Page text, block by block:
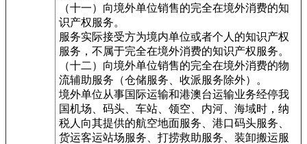
（十一）向境外单位销售的完全在境外消费的知
识产权服务。
服务实际接受方为境内单位或者个人的知识产权
服务，不属于完全在境外消费的知识产权服务。
（十二）向境外单位销售的完全在境外消费的物
流辅助服务（仓储服务、收派服务除外）。
境外单位从事国际运输和港澳台运输业务经停我
国机场、码头、车站、领空、内河、海域时，纳
税人向其提供的航空地面服务、港口码头服务、
货运客运站场服务、打捞救助服务、装卸搬运服